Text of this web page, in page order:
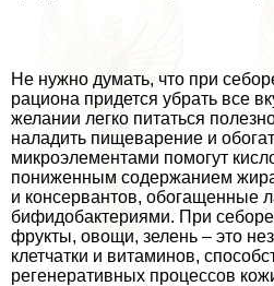
Не нужно думать, что при
рациона придется убрать все
желании легко питаться
наладить пищеварение и
микроэлементами помогут
пониженным содержанием жира
и консервантов, обогащенные
бифидобактериями. При
фрукты, овощи, зелень – это
клетчатки и витаминов,
регенеративных процессов